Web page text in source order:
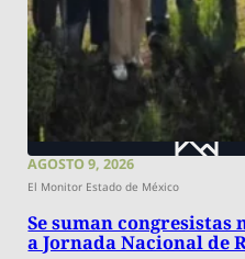
AGOSTO 9, 2026
El Monitor Estado de México
Se suman congresistas
a Jornada Nacional de